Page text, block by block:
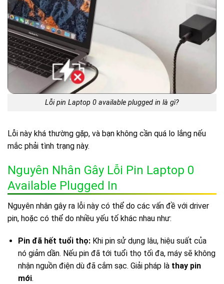
Lỗi pin Laptop 0 available plugged in là gì?
Lỗi này khá thường gặp, và bạn không cần quá lo lắng nếu
mắc phải tình trạng này.
Nguyên Nhân Gây Lỗi Pin Laptop 0
Available Plugged In
Nguyên nhân gây ra lỗi này có thể do các vấn đề với driver
pin, hoặc có thể do nhiều yếu tố khác nhau như:
Pin đã hết tuổi thọ:Khi pin sử dụng lâu, hiệu suất của
nó giảm dần. Nếu pin đã tới tuổi thọ tối đa, máy sẽ không
nhận nguồn điện dù đã cắm sạc. Giải pháp là thay pin
mới.